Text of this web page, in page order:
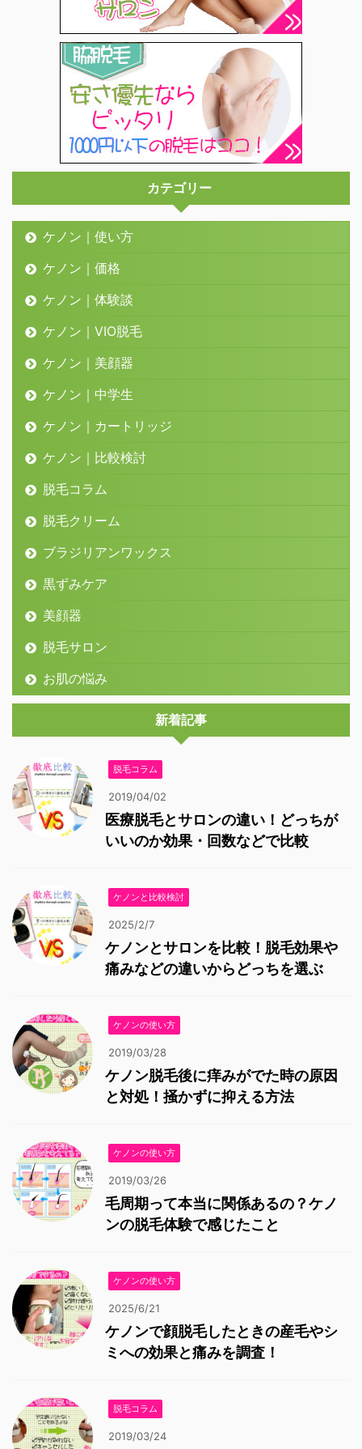
カテゴリー
ケノン｜使い方
ケノン｜価格
ケノン｜体験談
ケノン｜VIO脱毛
ケノン｜美顔器
ケノン｜中学生
ケノン｜カートリッジ
ケノン｜比較検討
脱毛コラム
脱毛クリーム
ブラジリアンワックス
黒ずみケア
美顔器
脱毛サロン
お肌の悩み
新着記事
脱毛コラム
2019/04/02
医療脱毛とサロンの違い！どっちが
いいのか効果・回数などで比較
ケノンと比較検討
2025/2/7
ケノンとサロンを比較！脱毛効果や
痛みなどの違いからどっちを選ぶ
ケノンの使い方
2019/03/28
ケノン脱毛後に痒みがでた時の原因
と対処！掻かずに抑える方法
ケノンの使い方
2019/03/26
毛周期って本当に関係あるの？ケノ
ンの脱毛体験で感じたこと
ケノンの使い方
2025/6/21
ケノンで顔脱毛したときの産毛やシ
ミへの効果と痛みを調査！
脱毛コラム
2019/03/24